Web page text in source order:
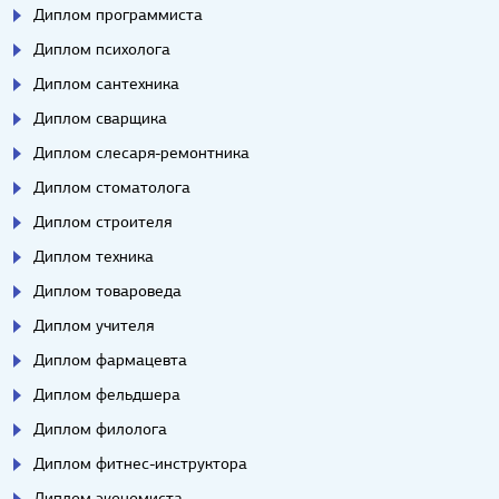
Диплом программиста
Диплом психолога
Диплом сантехника
Диплом сварщика
Диплом слесаря-ремонтника
Диплом стоматолога
Диплом строителя
Диплом техника
Диплом товароведа
Диплом учителя
Диплом фармацевта
Диплом фельдшера
Диплом филолога
Диплом фитнес-инструктора